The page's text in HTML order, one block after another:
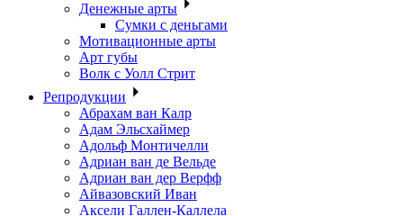
Денежные арты
Сумки с деньгами
Мотивационные арты
Арт губы
Волк с Уолл Стрит
Репродукции
Абрахам ван Калр
Адам Эльсхаймер
Адольф Монтичелли
Адриан ван де Вельде
Адриан ван дер Верфф
Айвазовский Иван
Аксели Галлен-Каллела